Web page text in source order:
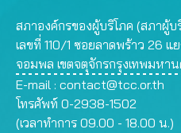
สภาองค์กรของผู้บริโภค (สภาผู้บ
เลขที่ 110/1 ซอยลาดพร้าว 26
จอมพล เขตจตุจักรกรุงเทพมหา
E-mail : contact@tcc.or.th
โทรศัพท์ 0-2938-1502
(เวลาทำการ 09.00 - 18.00 น.)